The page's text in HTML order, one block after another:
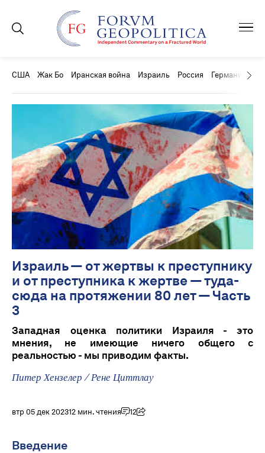
США Жак Бо Иранская война Израиль Россия Германия
Израиль — от жертвы к преступнику
и от преступника к жертве — туда-
сюда на протяжении 80 лет — Часть
3
Западная оценка политики Израиля - это
мнения, не имеющие ничего общего с
реальностью - мы приводим факты.
Питер Хензелер/Рене Циттлау
втр 05 дек 202312 мин. чтения 12
Введение